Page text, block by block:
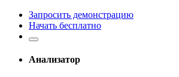
Запросить демонстрацию
Начать бесплатно
Анализатор